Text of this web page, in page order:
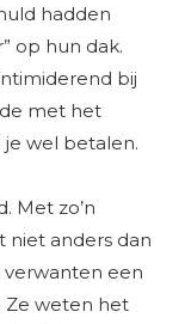
hadden
op hun dak.
bij
met het
je wel betalen.
Met zo’n
niet anders dan
een
Ze weten het